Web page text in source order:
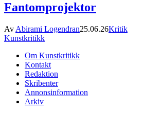
Fantomprojektor
Av Abirami Logendran25.06.26Kritik
Kunstkritikk
Om Kunstkritikk
Kontakt
Redaktion
Skribenter
Annonsinformation
Arkiv